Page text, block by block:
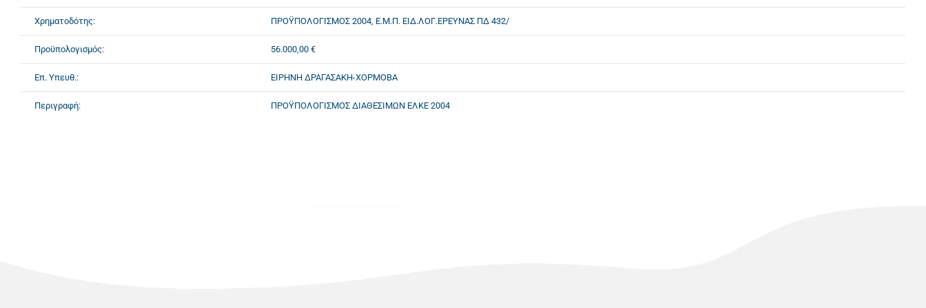
Χρηματοδότης: ΠΡΟΫΠΟΛΟΓΙΣΜΟΣ 2004, Ε.Μ.Π. ΕΙΔ.ΛΟΓ.ΕΡΕΥΝΑΣ ΠΔ 432/
Προϋπολογισμός: 56.000,00 €
Επ. Υπευθ.: ΕΙΡΗΝΗ ΔΡΑΓΑΣΑΚΗ-ΧΟΡΜΟΒΑ
Περιγραφή: ΠΡΟΫΠΟΛΟΓΙΣΜΟΣ ΔΙΑΘΕΣΙΜΩΝ ΕΛΚΕ 2004